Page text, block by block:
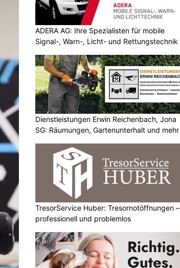
ADERA AG: Ihre Spezialisten für mobile
Signal-, Warn-, Licht- und Rettungstechnik
Dienstleistungen Erwin Reichenbach, Jona
SG: Räumungen, Gartenunterhalt und mehr
TresorService Huber: Tresornotöffnungen –
professionell und problemlos